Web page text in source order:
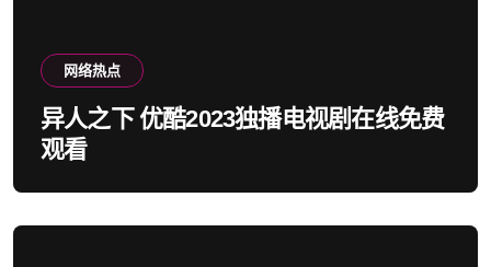
网络热点
异人之下 优酷2023独播电视剧在线免费
观看